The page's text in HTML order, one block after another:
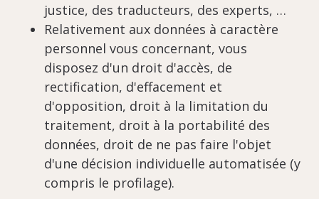
justice, des traducteurs, des experts, …
Relativement aux données à caractère
personnel vous concernant, vous
disposez d'un droit d'accès, de
rectification, d'effacement et
d'opposition, droit à la limitation du
traitement, droit à la portabilité des
données, droit de ne pas faire l'objet
d'une décision individuelle automatisée (y
compris le profilage).